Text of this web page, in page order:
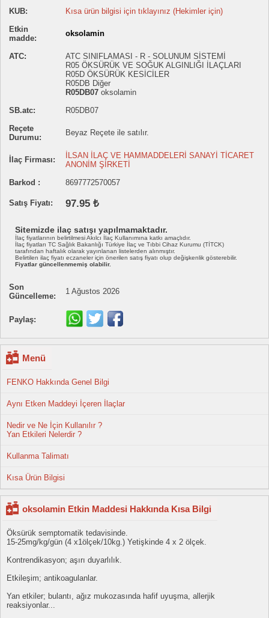
KUB:
Kısa ürün bilgisi için tıklayınız (Hekimler için)
Etkin
madde:
oksolamin
ATC:
ATC SINIFLAMASI - R - SOLUNUM SİSTEMİ
R05 ÖKSÜRÜK VE SOĞUK ALGINLIĞI İLAÇLARI
R05D ÖKSÜRÜK KESİCİLER
R05DB Diğer
R05DB07 oksolamin
SB.atc:
R05DB07
Reçete
Durumu:
Beyaz Reçete ile satılır.
İlaç Firması:
İLSAN İLAÇ VE HAMMADDELERİ SANAYİ TİCARET
ANONİM ŞİRKETİ
Barkod :
8697772570057
Satış Fiyatı: 97.95 ₺
Sitemizde ilaç satışı yapılmamaktadır.
İlaç fiyatlarının belirtilmesi Akılcı İlaç Kullanımına katkı amaçlıdır.
İlaç fiyatları TC Sağlık Bakanlığı Türkiye İlaç ve Tıbbi Cihaz Kurumu (TİTCK)
tarafından haftalık olarak yayınlanan listelerden alınmıştır.
Belirtilen ilaç fiyatı eczaneler için önerilen satış fiyatı olup değişkenlik gösterebilir.
Fiyatlar güncellenmemiş olabilir.
Son
Güncelleme:
1 Ağustos 2026
Paylaş:
Menü
FENKO Hakkında Genel Bilgi
Aynı Etken Maddeyi İçeren İlaçlar
Nedir ve Ne İçin Kullanılır ?
Yan Etkileri Nelerdir ?
Kullanma Talimatı
Kısa Ürün Bilgisi
oksolamin Etkin Maddesi Hakkında Kısa Bilgi
Öksürük semptomatik tedavisinde.
15-25mg/kg/gün (4 x1ölçek/10kg.) Yetişkinde 4 x 2 ölçek.
Kontrendikasyon; aşırı duyarlılık.
Etkileşim; antikoagulanlar.
Yan etkiler; bulantı, ağız mukozasında hafif uyuşma, allerjik
reaksiyonlar...